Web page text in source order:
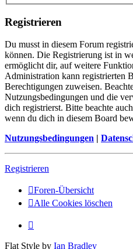
Registrieren
Du musst in diesem Forum
können. Die Registrierung ist in
ermöglicht dir, auf weitere
Administration kann registrierten
Berechtigungen zuweisen.
Nutzungsbedingungen und die
dich registrierst. Bitte beachte
wenn du dich in diesem Board
Nutzungsbedingungen |
Registrieren
Foren-Übersicht
Alle Cookies löschen
Flat Style by Ian Bradley